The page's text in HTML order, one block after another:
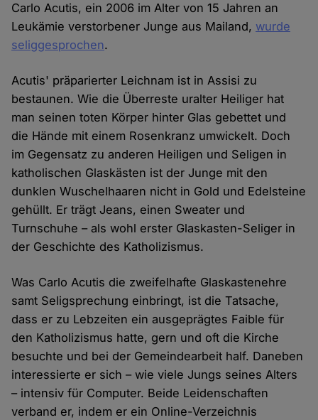
Carlo Acutis, ein 2006 im Alter von 15 Jahren an
Leukämie verstorbener Junge aus Mailand, wurde
seliggesprochen.
Acutis' präparierter Leichnam ist in Assisi zu
bestaunen. Wie die Überreste uralter Heiliger hat
man seinen toten Körper hinter Glas gebettet und
die Hände mit einem Rosenkranz umwickelt. Doch
im Gegensatz zu anderen Heiligen und Seligen in
katholischen Glaskästen ist der Junge mit den
dunklen Wuschelhaaren nicht in Gold und Edelsteine
gehüllt. Er trägt Jeans, einen Sweater und
Turnschuhe – als wohl erster Glaskasten-Seliger in
der Geschichte des Katholizismus.
Was Carlo Acutis die zweifelhafte Glaskastenehre
samt Seligsprechung einbringt, ist die Tatsache,
dass er zu Lebzeiten ein ausgeprägtes Faible für
den Katholizismus hatte, gern und oft die Kirche
besuchte und bei der Gemeindearbeit half. Daneben
interessierte er sich – wie viele Jungs seines Alters
– intensiv für Computer. Beide Leidenschaften
verband er, indem er ein Online-Verzeichnis